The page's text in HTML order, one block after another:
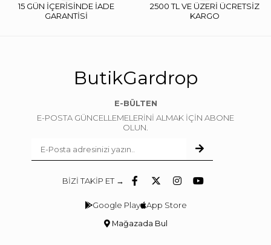
15 GÜN İÇERİSİNDE İADE
GARANTİSİ
2500 TL VE ÜZERİ ÜCRETSİZ
KARGO
ButikGardrop
E-BÜLTEN
E-POSTA GÜNCELLEMELERİNİ ALMAK İÇİN ABONE
OLUN.
BİZİ TAKİP ET →
Google Play App Store
Mağazada Bul